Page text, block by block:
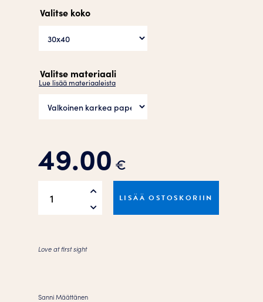
Valitse koko
Valitse materiaali
Lue lisää materiaaleista
49.00 €
Had
LISÄÄ OSTOSKORIIN
Love at first sight
Sanni Määttänen